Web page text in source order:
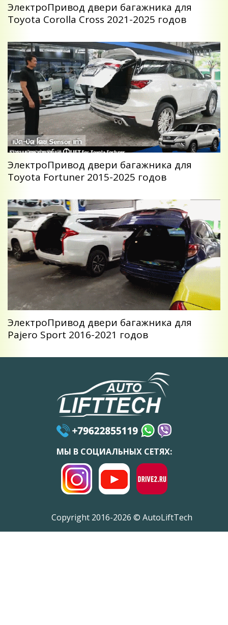
ЭлектроПривод двери багажника для
Toyota Corolla Cross 2021-2025 годов
ЭлектроПривод двери багажника для
Toyota Fortuner 2015-2025 годов
ЭлектроПривод двери багажника для
Pajero Sport 2016-2021 годов
МЫ В СОЦИАЛЬНЫХ СЕТЯХ:
Copyright 2016-2026 © AutoLiftTech